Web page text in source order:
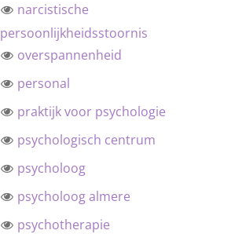
narcistische
persoonlijkheidsstoornis
overspannenheid
personal
praktijk voor psychologie
psychologisch centrum
psycholoog
psycholoog almere
psychotherapie